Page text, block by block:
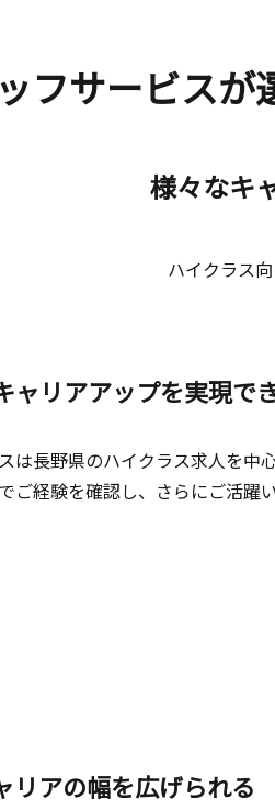
フサービスが
様々なキ
ハイクラス
ャリアアップを実現で
は長野県のハイクラス求人を中
ご経験を確認し、さらにご活躍
リアの幅を広げられる